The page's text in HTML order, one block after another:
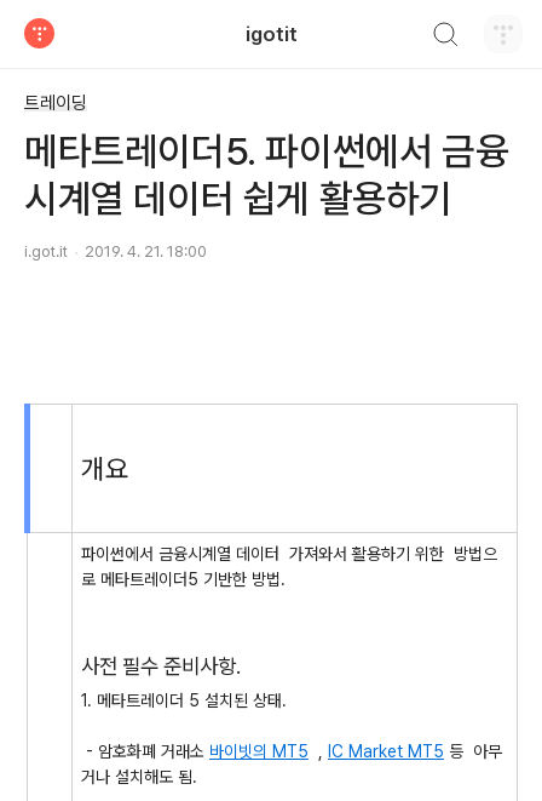
igotit
트레이딩
메타트레이더5. 파이썬에서 금융
시계열 데이터 쉽게 활용하기
i.got.it 2019. 4. 21. 18:00
개요
파이썬에서 금융시계열 데이터 가져와서 활용하기 위한 방법으
로 메타트레이더5 기반한 방법.
사전 필수 준비사항.
1. 메타트레이더 5 설치된 상태.
- 암호화폐 거래소 바이빗의 MT5 IC Market MT5 등 아무
거나 설치해도 됨.